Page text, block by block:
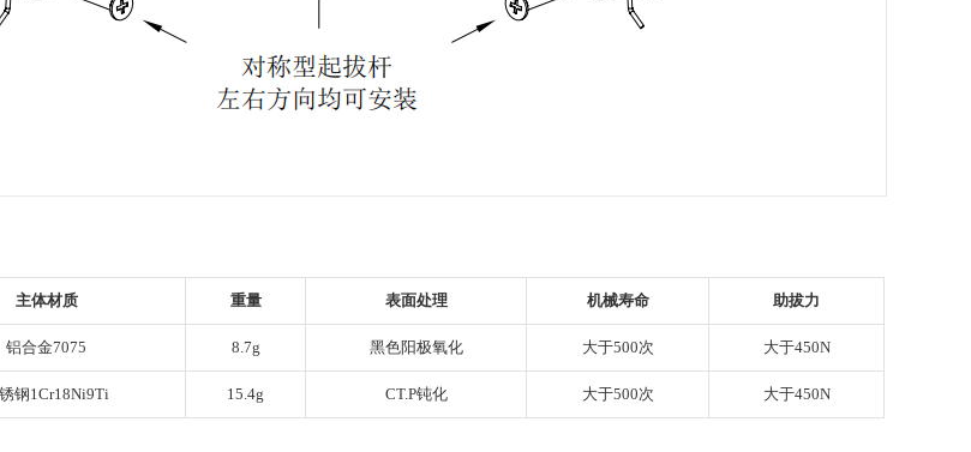
主体材质 重量 表面处理 机械寿命 助拔力
铝合金7075 8.7g 黑色阳极氧化 大于500次 大于450N
钢1Cr18Ni9Ti 15.4g CT.P钝化 大于500次 大于450N